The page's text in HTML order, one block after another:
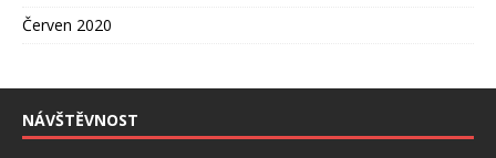
Červen 2020
NÁVŠTĚVNOST